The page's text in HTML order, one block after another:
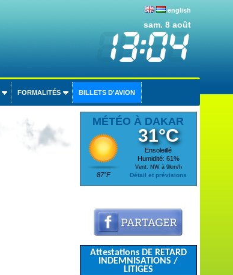
english
sam. 8 août
FORMALITÉS BILLETS D'AVION
MÉTÉO À DAKAR
87°F
31°C
Ensoleillé
Humidité: 61%
Vent: NW à 9km/h
Détail et prévisions
Attestations DE RETARD
INDEMNISATIONS /
LITIGES